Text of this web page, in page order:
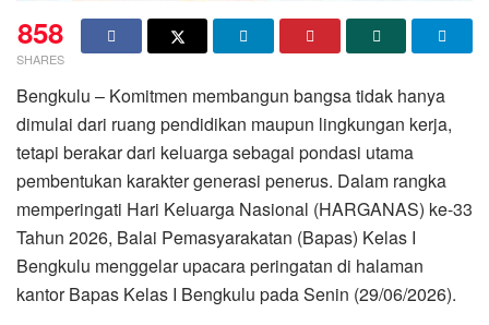
858
SHARES
Bengkulu – Komitmen membangun bangsa tidak hanya
dimulai dari ruang pendidikan maupun lingkungan kerja,
tetapi berakar dari keluarga sebagai pondasi utama
pembentukan karakter generasi penerus. Dalam rangka
memperingati Hari Keluarga Nasional (HARGANAS) ke-33
Tahun 2026, Balai Pemasyarakatan (Bapas) Kelas I
Bengkulu menggelar upacara peringatan di halaman
kantor Bapas Kelas I Bengkulu pada Senin (29/06/2026).